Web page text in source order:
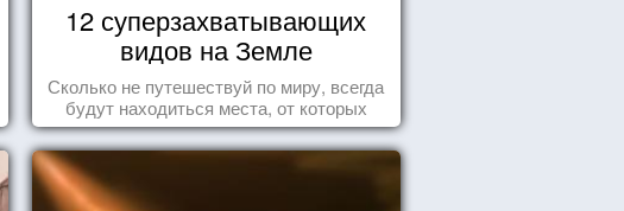
12 суперзахватывающих
видов на Земле
Сколько не путешествуй по миру, всегда
будут находиться места, от которых
перехватывает дух и кружится голова...